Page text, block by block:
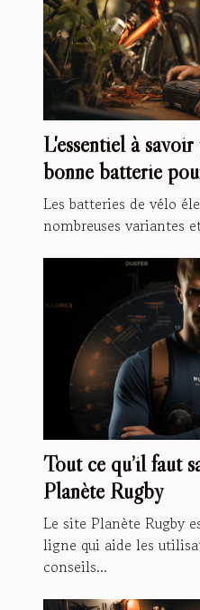
L'essentiel à
bonne batterie
assistance
Les batteries de vélo
nombreuses variantes
Tout ce qu’il faut
Planète Rugby
Le site Planète Rugby
ligne qui aide les
conseils...